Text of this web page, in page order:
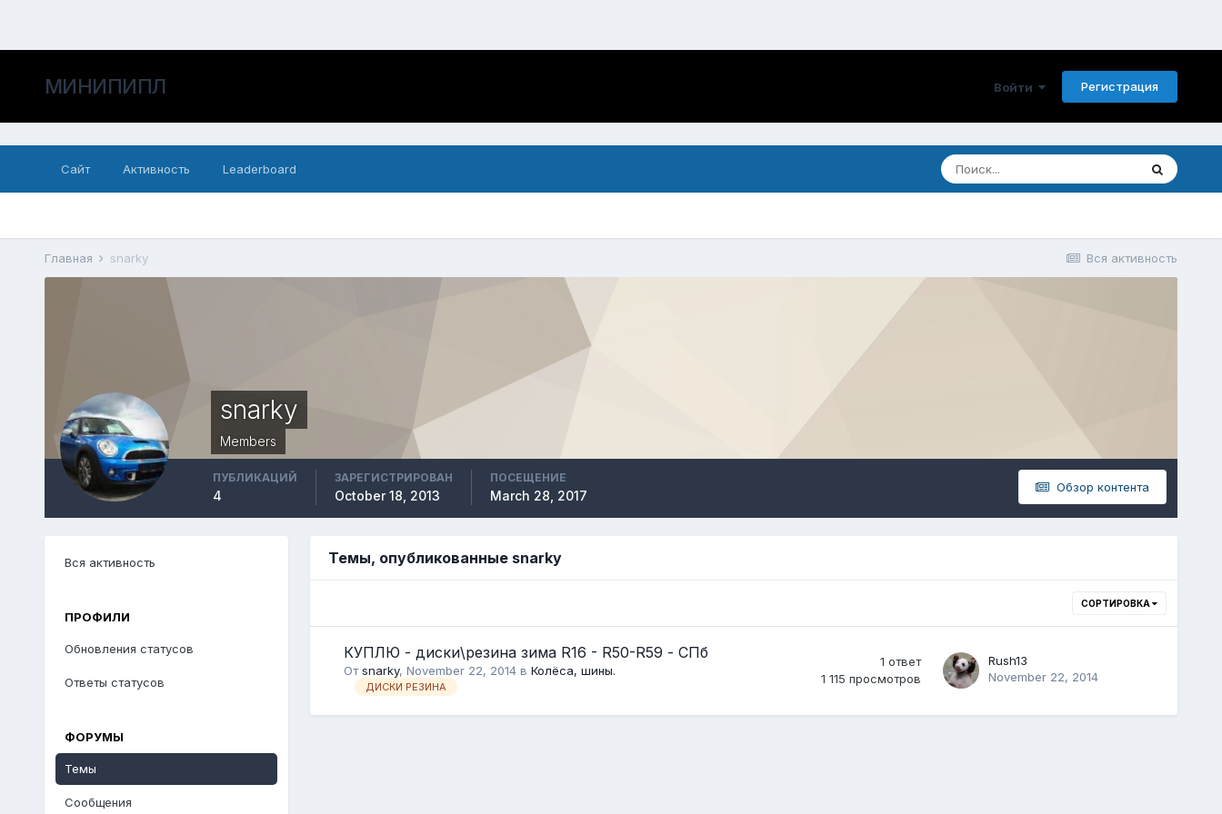
МИНИПИПЛ Войти Регистрация
Сайт Активность Leaderboard
Вся активность
Главная snarky
snarky
Members
Обзор контента
ПУБЛИКАЦИЙ
4
ЗАРЕГИСТРИРОВАН
October 18, 2013
ПОСЕЩЕНИЕ
March 28, 2017
Вся активность
ПРОФИЛИ
Обновления статусов
Ответы статусов
ФОРУМЫ
Темы
Сообщения
Темы, опубликованные snarky
СОРТИРОВКА
КУПЛЮ - диски\резина зима R16 - R50-R59 - СПб
Отsnarky, November 22, 2014в Колёса, шины.
ДИСКИ РЕЗИНА
1 ответ
1 115 просмотров
Rush13
November 22, 2014